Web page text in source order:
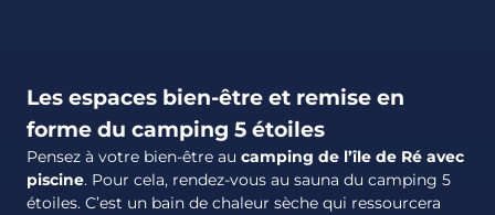
Les espaces bien-être et remise en
forme du camping 5 étoiles
Pensez à votre bien-être au camping de l’île de Ré avec
piscine. Pour cela, rendez-vous au sauna du camping 5
étoiles. C’est un bain de chaleur sèche qui ressourcera